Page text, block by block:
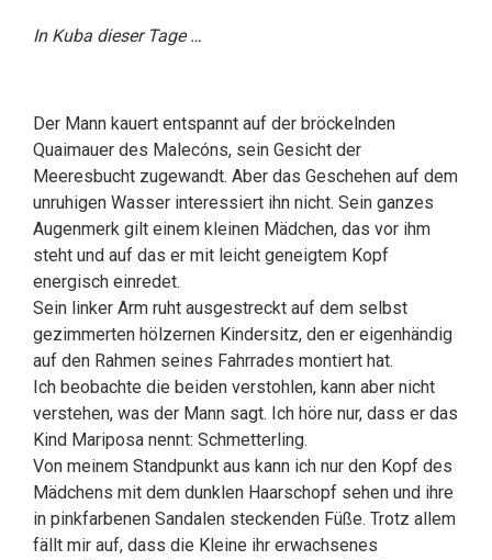
In Kuba dieser Tage …
Der Mann kauert entspannt auf der bröckelnden
Quaimauer des Malecóns, sein Gesicht der
Meeresbucht zugewandt. Aber das Geschehen auf dem
unruhigen Wasser interessiert ihn nicht. Sein ganzes
Augenmerk gilt einem kleinen Mädchen, das vor ihm
steht und auf das er mit leicht geneigtem Kopf
energisch einredet.
Sein linker Arm ruht ausgestreckt auf dem selbst
gezimmerten hölzernen Kindersitz, den er eigenhändig
auf den Rahmen seines Fahrrades montiert hat.
Ich beobachte die beiden verstohlen, kann aber nicht
verstehen, was der Mann sagt. Ich höre nur, dass er das
Kind Mariposa nennt: Schmetterling.
Von meinem Standpunkt aus kann ich nur den Kopf des
Mädchens mit dem dunklen Haarschopf sehen und ihre
in pinkfarbenen Sandalen steckenden Füße. Trotz allem
fällt mir auf, dass die Kleine ihr erwachsenes